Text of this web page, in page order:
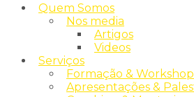
Quem Somos
Nos media
Artigos
Videos
Serviços
Formação &
Apresentações &